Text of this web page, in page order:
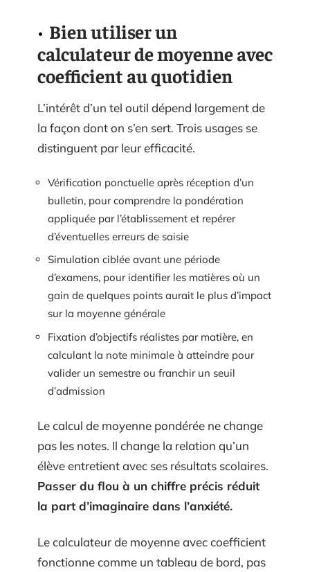
Bien utiliser un
calculateur de moyenne avec
coefficient au quotidien
L’intérêt d’un tel outil dépend largement de
la façon dont on s’en sert. Trois usages se
distinguent par leur efficacité.
Vérification ponctuelle après réception d’un
bulletin, pour comprendre la pondération
appliquée par l’établissement et repérer
d’éventuelles erreurs de saisie
Simulation ciblée avant une période
d’examens, pour identifier les matières où un
gain de quelques points aurait le plus d’impact
sur la moyenne générale
Fixation d’objectifs réalistes par matière, en
calculant la note minimale à atteindre pour
valider un semestre ou franchir un seuil
d’admission
Le calcul de moyenne pondérée ne change
pas les notes. Il change la relation qu’un
élève entretient avec ses résultats scolaires.
Passer du flou à un chiffre précis réduit
la part d’imaginaire dans l’anxiété.
Le calculateur de moyenne avec coefficient
fonctionne comme un tableau de bord, pas